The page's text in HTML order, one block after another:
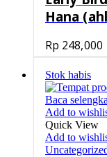
Hana
Rp 248,000
Stok habis
Baca
Add to
Quick View
Add to